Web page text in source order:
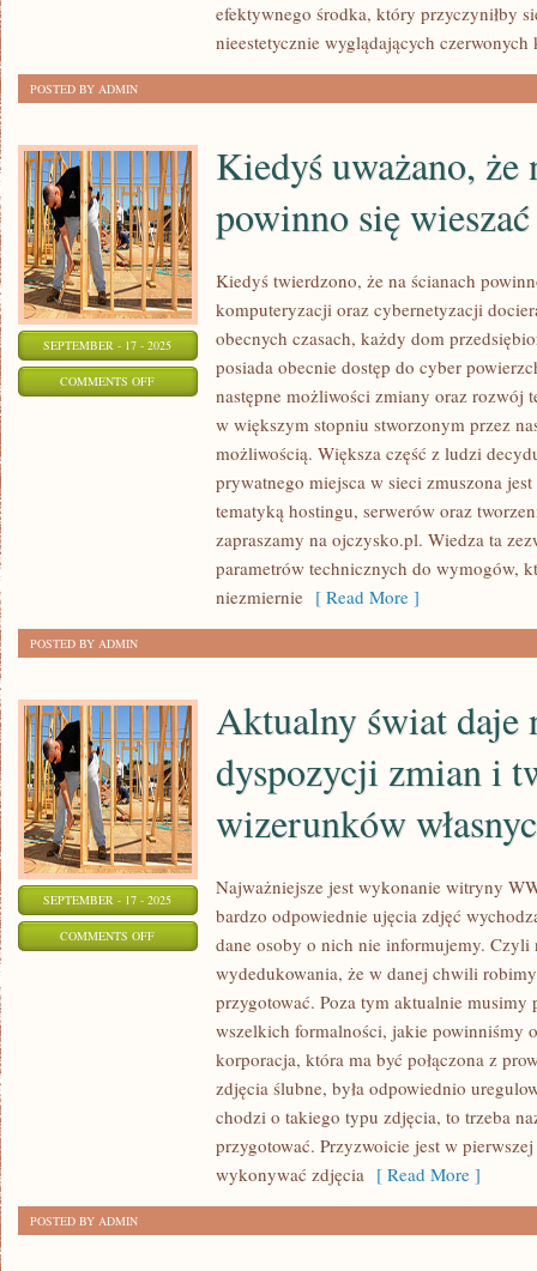
efektywnego środka, który przyczyniłby
nieestetycznie wyglądających czerwonych
POSTED BY ADMIN
SEPTEMBER - 17 - 2025
COMMENTS OFFON
Kiedyś uważano, że
powinno się
Kiedyś twierdzono, że na ścianach
komputeryzacji oraz cybernetyzacji
obecnych czasach, każdy dom
posiada obecnie dostęp do cyber
następne możliwości zmiany oraz rozwój
w większym stopniu stworzonym przez
możliwością. Większa część z ludzi
prywatnego miejsca w sieci zmuszona
tematyką hostingu, serwerów oraz
zapraszamy na ojczysko.pl. Wiedza ta
parametrów technicznych do wymogów,
niezmiernie [ Read More ]
POSTED BY ADMIN
SEPTEMBER - 17 - 2025
COMMENTS OFFON
DYSPOZYCJI
TWORZENIA
WIZERUNKÓW
Aktualny świat daje
dyspozycji zmian i
wizerunków
Najważniejsze jest wykonanie witryny
bardzo odpowiednie ujęcia zdjęć
dane osoby o nich nie informujemy.
wydedukowania, że w danej chwili
przygotować. Poza tym aktualnie musimy
wszelkich formalności, jakie powinniśmy
korporacja, która ma być połączona z
zdjęcia ślubne, była odpowiednio
chodzi o takiego typu zdjęcia, to trzeba
przygotować. Przyzwoicie jest w
wykonywać zdjęcia [ Read More ]
POSTED BY ADMIN